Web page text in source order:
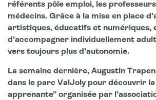
référents pôle emploi, les
médecins. Grâce à la mise en place
artistiques, éducatifs et numériques,
d’accompagner individuellement
vers toujours plus d’autonomie.
La semaine dernière, Augustin
dans le parc ValJoly pour découvrir
apprenante” organisée par